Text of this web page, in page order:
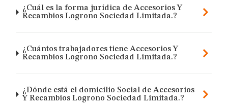
¿Cuál es la forma jurídica de Accesorios Y
Recambios Logrono Sociedad Limitada.?
¿Cuántos trabajadores tiene Accesorios Y
Recambios Logrono Sociedad Limitada.?
¿Dónde está el domicilio Social de Accesorios
Y Recambios Logrono Sociedad Limitada.?